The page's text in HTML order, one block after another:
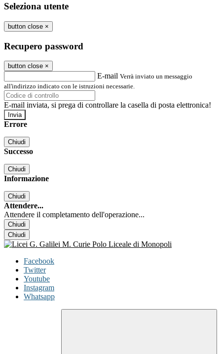
Seleziona utente
button close ×
Recupero password
button close ×
E-mail Verrà inviato un messaggio
all'indirizzo indicato con le istruzioni necessarie.
E-mail inviata, si prega di controllare la casella di posta elettronica!
Errore
Chiudi
Successo
Chiudi
Informazione
Chiudi
Attendere...
Attendere il completamento dell'operazione...
Chiudi
Chiudi
Facebook
Twitter
Youtube
Instagram
Whatsapp